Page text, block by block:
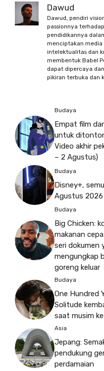
Dawud
Dawud, pendiri
passionnya
pendidikannya
menciptakan
intelektualitas dan
membentuk Babel
dapat dipercaya
pikiran terbuka dan
Budaya
Empat film
untuk
Video akhir
– 2 Agustus)
Budaya
Disney+,
Agustus 2026
Budaya
Big Chicken:
makanan
seri dokumen
mengungkap
goreng keluar
Budaya
One Hundred
Solitude
saat musim
Asia
Jepang:
pendukung
perdamaian